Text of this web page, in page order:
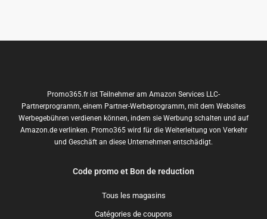
Promo365.fr ist Teilnehmer am Amazon Services LLC-
Partnerprogramm, einem Partner-Werbeprogramm, mit dem Websites
Werbegebühren verdienen können, indem sie Werbung schalten und auf
Amazon.de verlinken. Promo365 wird für die Weiterleitung von Verkehr
und Geschäft an diese Unternehmen entschädigt.
Code promo et Bon de reduction
Tous les magasins
Catégories de coupons